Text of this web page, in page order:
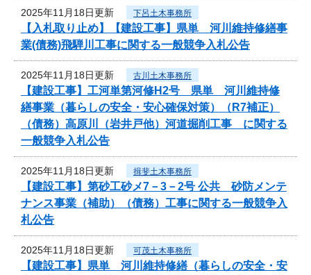
2025年11月18日更新 下呂土木事務所
【入札取り止め】【建設工事】県単 河川維持修繕事
業(債務)飛騨川工事に関する一般競争入札公告
2025年11月18日更新 古川土木事務所
【建設工事】工河単第河修H2号 県単 河川維持修
繕事業（暮らしの安全・安心確保対策）（R7補正）
（債務）高原川（岩井戸他）河道掘削工事 に関する
一般競争入札公告
2025年11月18日更新 揖斐土木事務所
【建設工事】第砂工砂メ7－3－2号 公共 砂防メンテ
ナンス事業（補助）（債務）工事に関する一般競争入
札公告
2025年11月18日更新 可茂土木事務所
【建設工事】県単 河川維持修繕（暮らしの安全・安